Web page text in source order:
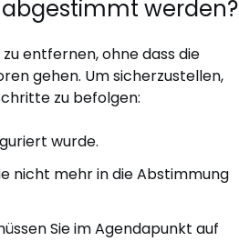
werden?
entfernen, ohne dass die
gehen. Um sicherzustellen,
zu befolgen:
wurde.
nicht mehr in die Abstimmung
Sie im Agendapunkt auf